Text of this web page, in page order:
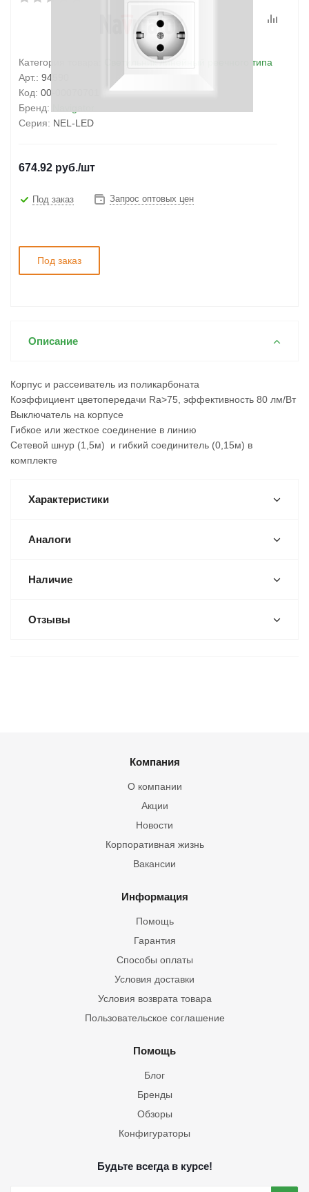
Категория товара:
Светильник линейный реечного типа
Арт.: 94590
Код: 00-00070701
Бренд:
Серия: NEL-LED
674.92 руб./шт
Под заказ Запрос оптовых цен
Под заказ
Описание
Корпус и рассеиватель из поликарбоната
Коэффициент цветопередачи Ra>75, эффективность 80 лм/Вт
Выключатель на корпусе
Гибкое или жесткое соединение в линию
Сетевой шнур (1,5м) и гибкий соединитель (0,15м) в
комплекте
Характеристики
Аналоги
Наличие
Отзывы
Компания
О компании
Акции
Новости
Корпоративная жизнь
Вакансии
Информация
Помощь
Гарантия
Способы оплаты
Условия доставки
Условия возврата товара
Пользовательское соглашение
Помощь
Блог
Бренды
Обзоры
Конфигураторы
Будьте всегда в курсе!